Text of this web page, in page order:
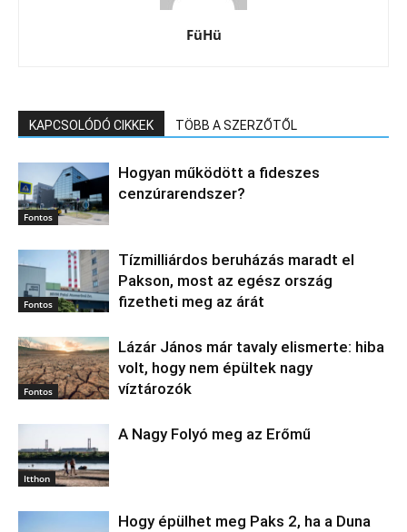
FüHü
KAPCSOLÓDÓ CIKKEK TÖBB A SZERZŐTŐL
Fontos
Hogyan működött a fideszes
cenzúrarendszer?
Fontos
Tízmilliárdos beruházás maradt el
Pakson, most az egész ország
fizetheti meg az árát
Fontos
Lázár János már tavaly elismerte: hiba
volt, hogy nem épültek nagy
víztározók
Itthon
A Nagy Folyó meg az Erőmű
Hogy épülhet meg Paks 2, ha a Duna